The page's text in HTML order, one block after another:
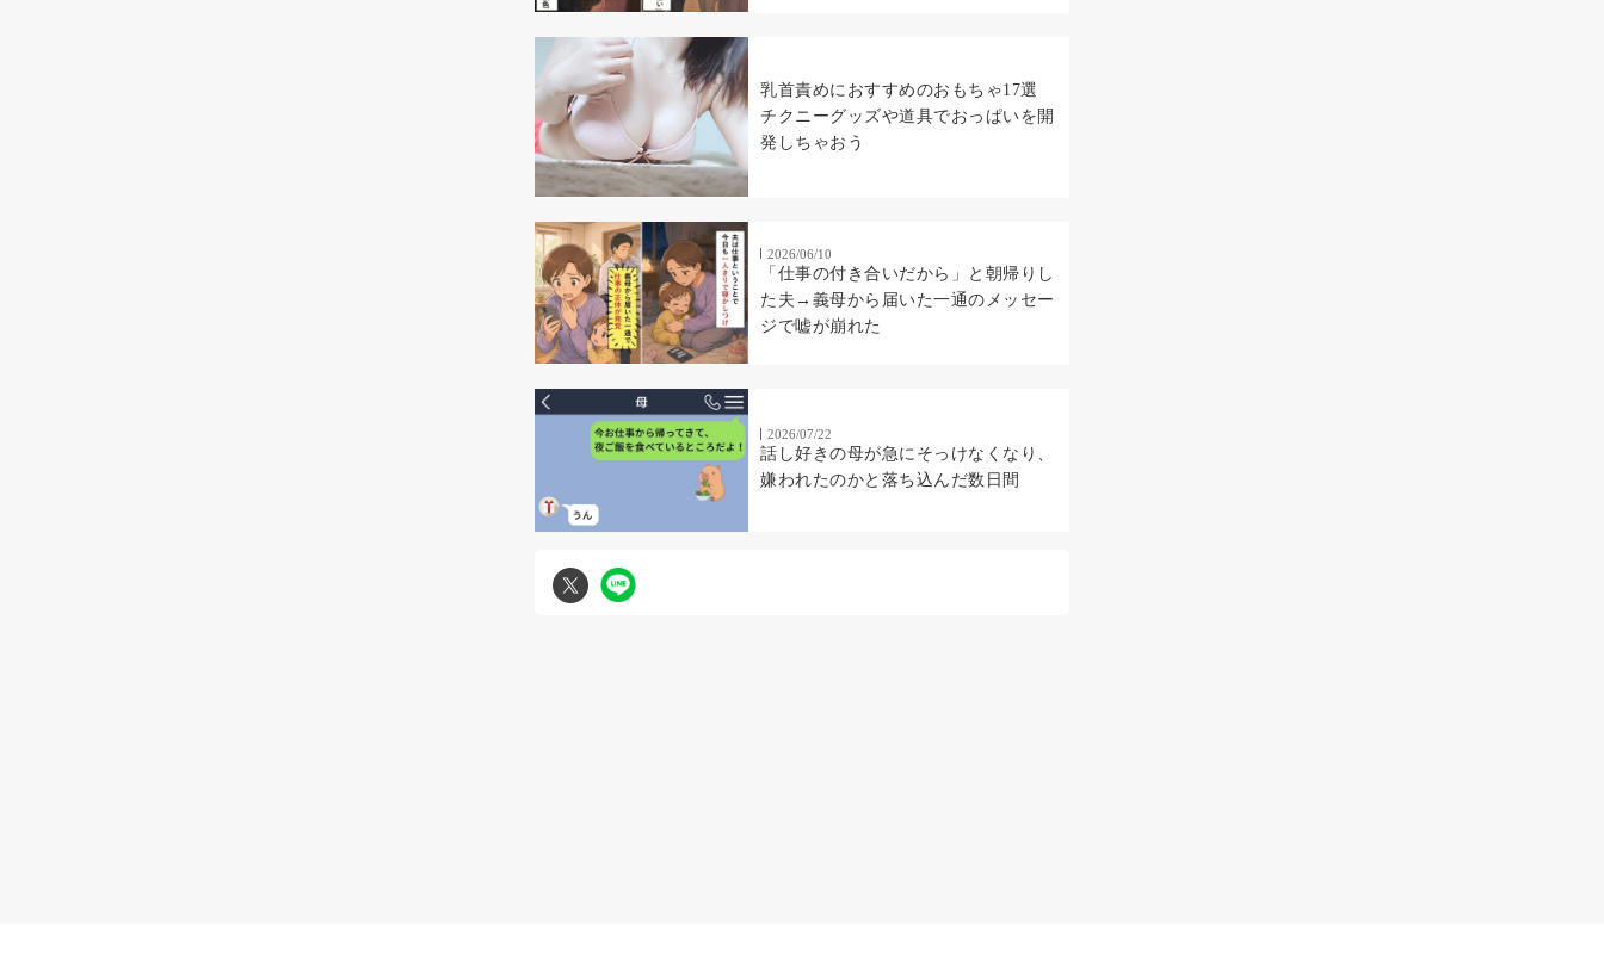
乳首責めにおすすめのおもちゃ17選
チクニーグッズや道具でおっぱいを開
発しちゃおう
2026/06/10
「仕事の付き合いだから」と朝帰りし
た夫→義母から届いた一通のメッセー
ジで嘘が崩れた
2026/07/22
話し好きの母が急にそっけなくなり、
嫌われたのかと落ち込んだ数日間